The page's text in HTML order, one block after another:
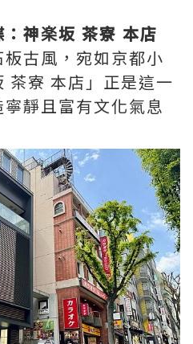
神楽坂 茶寮 本店
古風，宛如京都小
茶寮 本店」正是這一
靜且富有文化氣息